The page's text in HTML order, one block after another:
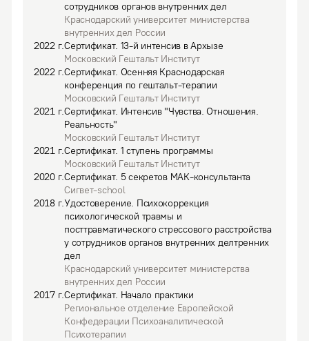
сотрудников органов внутренних дел
Краснодарский университет министерства
внутренних дел России
2022г.Сертификат. 13-й интенсив в Архызе
Московский Гештальт Институт
2022г.Сертификат. Осенняя Краснодарская
конференция по гештальт-терапии
Московский Гештальт Институт
2021г.Сертификат. Интенсив "Чувства. Отношения.
Реальность"
Московский Гештальт Институт
2021г.Сертификат. 1 ступень программы
Московский Гештальт Институт
2020г.Сертификат. 5 секретов МАК-консультанта
Сигвет-school
2018г.Удостоверение. Психокоррекция
психологической травмы и
посттравматического стрессового расстройства
у сотрудников органов внутренних делтренних
дел
Краснодарский университет министерства
внутренних дел России
2017г.Сертификат. Начало практики
Региональное отделение Европейской
Конфедерации Психоаналитической
Психотерапии